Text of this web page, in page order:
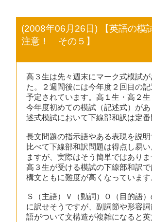
(2008年06月26日) 【英語の模
注意！ その５】
高３生は先々週末にマーク式模試が
た。２週間後には今年度２回目の
予定されています。高１生・高２生
今年度初めての模試（記述式）が
述式模試において下線部和訳は定番
長文問題の指示語やある表現を説明
比べて下線部和訳問題は得点し易い
ますが、実際はそう簡単ではあり
高３生が受ける模試の下線部和訳で
構文ともに難度が高くなっています
Ｓ（主語）Ｖ（動詞）Ｏ（目的語
に訳せそうですが、副詞節や形容
語がついて文構造が複雑になると